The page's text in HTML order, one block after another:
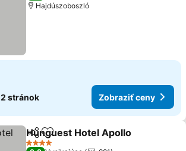
Hajdúszoboszló
2 stránok Zobraziť ceny
ZdieľaťPridať do obľúbených
Hunguest Hotel Apollo
4 Počet hviezdičiek